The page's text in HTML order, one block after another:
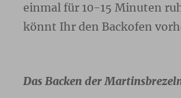
einmal für 10-15 Minuten
könnt Ihr den Backofen
Das Backen der